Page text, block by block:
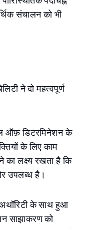
संचालन को भी
ने दो महत्वपूर्ण
ऑफ़ डिटरमिनेशन के
के लिए काम
लक्ष्य रखता है कि
उपलब्ध है।
के साथ हुआ
साझाकरण को